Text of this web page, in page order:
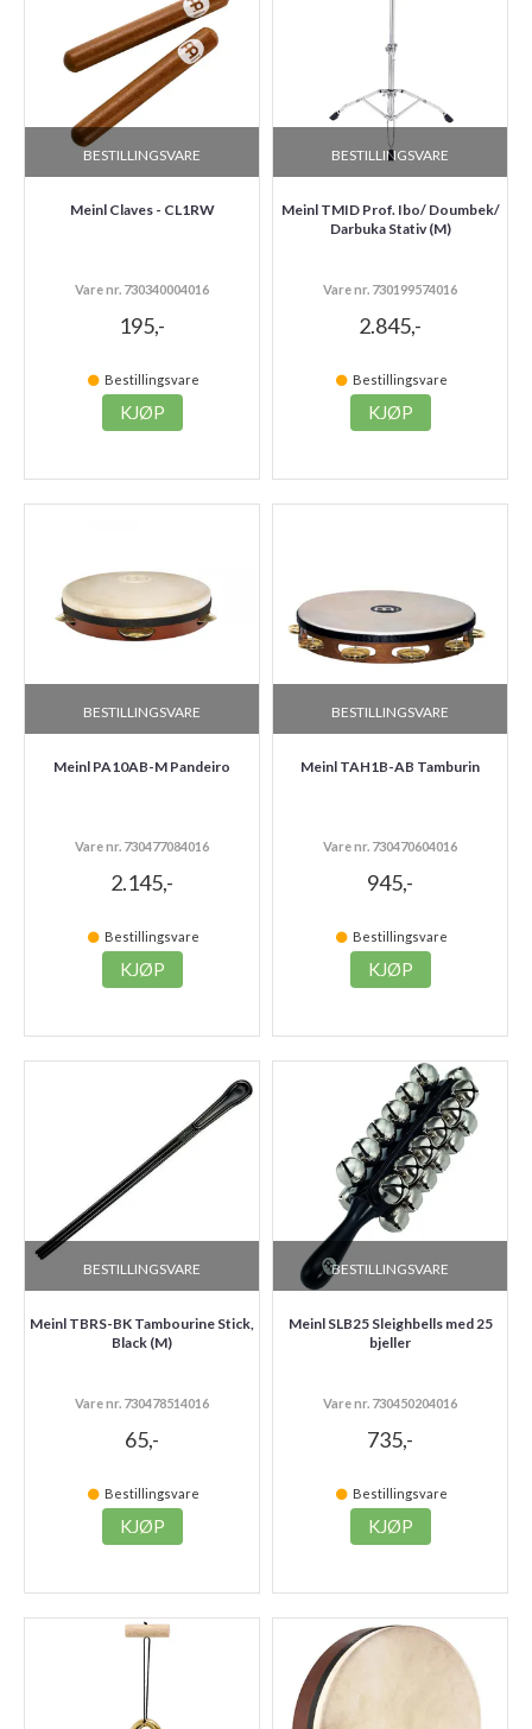
BESTILLINGSVARE
Meinl Claves - CL1RW
Vare nr. 730340004016
195,-
Bestillingsvare
KJØP
BESTILLINGSVARE
Meinl TMID Prof. Ibo/ Doumbek/
Darbuka Stativ (M)
Vare nr. 730199574016
2.845,-
Bestillingsvare
KJØP
BESTILLINGSVARE
Meinl PA10AB-M Pandeiro
Vare nr. 730477084016
2.145,-
Bestillingsvare
KJØP
BESTILLINGSVARE
Meinl TAH1B-AB Tamburin
Vare nr. 730470604016
945,-
Bestillingsvare
KJØP
BESTILLINGSVARE
Meinl TBRS-BK Tambourine Stick,
Black (M)
Vare nr. 730478514016
65,-
Bestillingsvare
KJØP
BESTILLINGSVARE
Meinl SLB25 Sleighbells med 25
bjeller
Vare nr. 730450204016
735,-
Bestillingsvare
KJØP